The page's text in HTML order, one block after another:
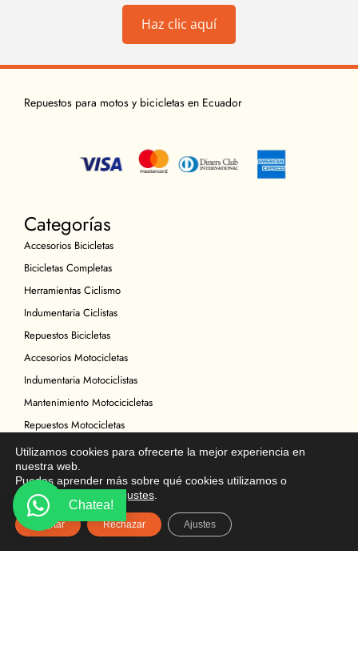
Haz clic aquí
Repuestos para motos y bicicletas en Ecuador
Categorías
Accesorios Bicicletas
Bicicletas Completas
Herramientas Ciclismo
Indumentaria Ciclistas
Repuestos Bicicletas
Accesorios Motocicletas
Indumentaria Motociclistas
Mantenimiento Motocicicletas
Repuestos Motocicletas
Legal
Política de Privacidad
Términos y condiciones
Política de Cookies
Política de Devoluciones
Utilizamos cookies para ofrecerte la mejor experiencia en
nuestra web.
Puedes aprender más sobre qué cookies utilizamos o
desactivarlas en los
ajustes
Aceptar Rechazar Ajustes
Chatea!